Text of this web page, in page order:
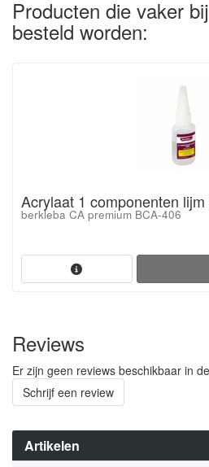
Artikelen
Producten die vaker
besteld worden:
Acrylaat 1 componenten
berkleba CA premium BCA-406
Reviews
Er zijn geen reviews beschikbaar in
Schrijf een review